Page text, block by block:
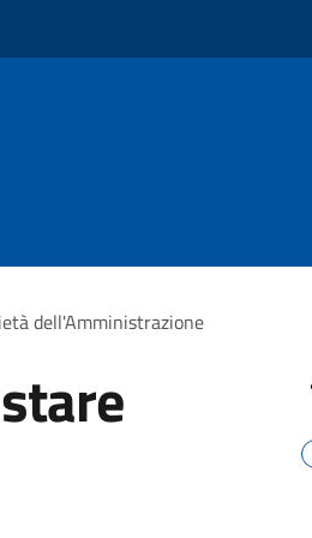
dell'Amministrazione